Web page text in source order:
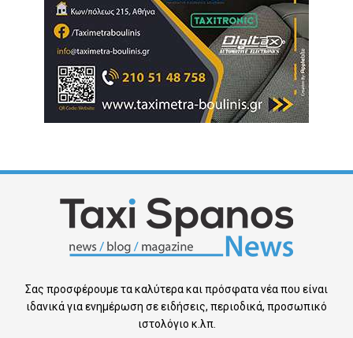
Σας προσφέρουμε τα καλύτερα και πρόσφατα νέα που είναι
ιδανικά για ενημέρωση σε ειδήσεις, περιοδικά, προσωπικό
ιστολόγιο κ.λπ.